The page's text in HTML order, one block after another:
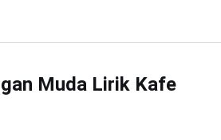
Muda Lirik Kafe